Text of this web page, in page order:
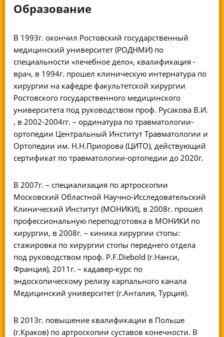
Образование
В 1993г. окончил Ростовский государственный
медицинский университет (РОДНМИ) по
специальности «лечебное дело», квалификация -
врач, в 1994г. прошел клиническую интернатура по
хирургии на кафедре факультетской хирургии
Ростовского государственного медицинского
университета под руководством проф. Русакова В.И.
, в 2002-2004гг. – ординатура по травматологии-
ортопедии Центральный Институт Травматологии и
Ортопедии им. Н.Н.Приорова (ЦИТО), действующий
сертификат по травматологии-ортопедии до 2020г.
В 2007г. – специализация по артроскопии
Московский Областной Научно-Исследовательский
Клинический Институт (МОНИКИ), в 2008г. прошел
профессиональную переподготовка в МОНИКИ по
хирургии, в 2008г. – киника хирургии стопы:
стажировка по хирургии стопы переднего отдела
под руководством проф. P.F.Diebold (г.Нанси,
Франция), 2011г. – кадавер-курс по
эндоскопическому релизу карпального канала
Медицинский университет (г.Анталия, Турция).
В 2013г. повышение квалификации в Польше
(г.Краков) по артроскопии суставов конечности. В